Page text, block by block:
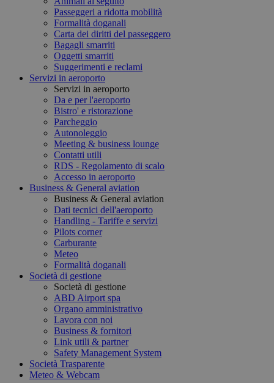
Passeggeri a ridotta mobilità
Formalità doganali
Carta dei diritti del passeggero
Bagagli smarriti
Oggetti smarriti
Suggerimenti e reclami
Servizi in aeroporto
Servizi in aeroporto
Da e per l'aeroporto
Bistro' e ristorazione
Parcheggio
Autonoleggio
Meeting & business lounge
Contatti utili
RDS - Regolamento di scalo
Accesso in aeroporto
Business & General aviation
Business & General aviation
Dati tecnici dell'aeroporto
Handling - Tariffe e servizi
Pilots corner
Carburante
Meteo
Formalità doganali
Società di gestione
Società di gestione
ABD Airport spa
Organo amministrativo
Lavora con noi
Business & fornitori
Link utili & partner
Safety Management System
Società Trasparente
Meteo & Webcam